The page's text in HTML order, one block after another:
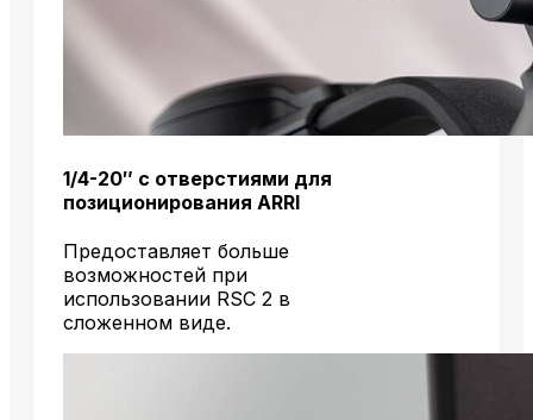
1/4-20″ с отверстиями для
позиционирования ARRI
Предоставляет больше
возможностей при
использовании RSC 2 в
сложенном виде.